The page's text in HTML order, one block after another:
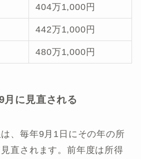
404万1,000円
442万1,000円
480万1,000円
月に見直される
、毎年9月1日にその年の所
直されます。前年度は所得